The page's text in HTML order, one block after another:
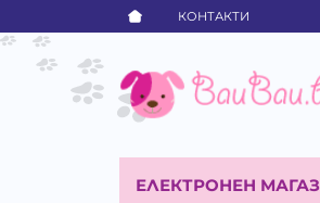
КОНТАКТИ
ЕЛЕКТРОНЕН